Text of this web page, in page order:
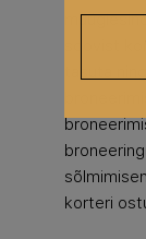
soovist
korteri